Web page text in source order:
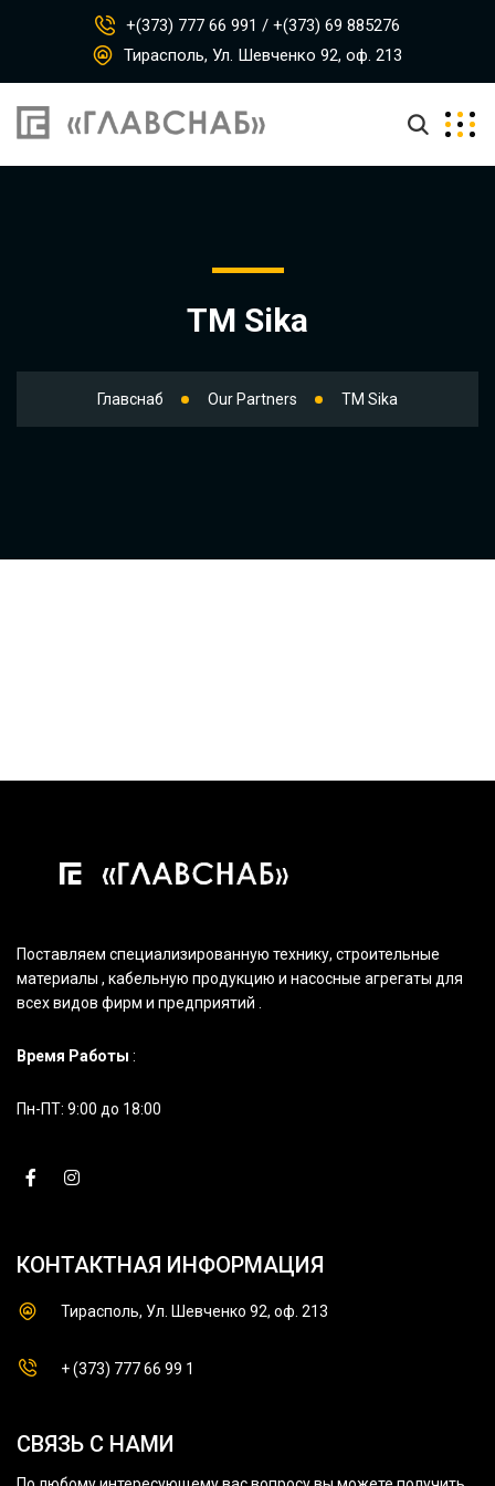
+(373) 777 66 991 / +(373) 69 885276
Тирасполь, Ул. Шевченко 92, оф. 213
TM Sika
Главснаб Our Partners TM Sika
Поставляем специализированную технику, строительные
материалы , кабельную продукцию и насосные агрегаты для
всех видов фирм и предприятий .
Время Работы :
Пн-ПТ: 9:00 до 18:00
КОНТАКТНАЯ ИНФОРМАЦИЯ
Тирасполь, Ул. Шевченко 92, оф. 213
+ (373) 777 66 99 1
СВЯЗЬ С НАМИ